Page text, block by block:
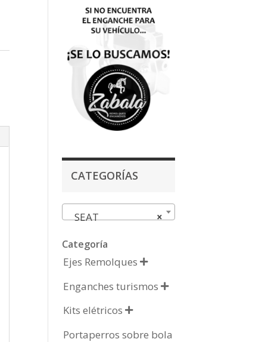
CATEGORÍAS
×
SEAT
Categoría
Ejes Remolques 
Enganches turismos 
Kits elétricos 
Portaperros sobre bola